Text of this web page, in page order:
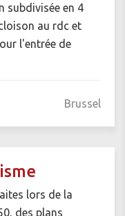
subdivisée en 4
au rdc et
l'entrée de
Brussel
lors de la
des plans